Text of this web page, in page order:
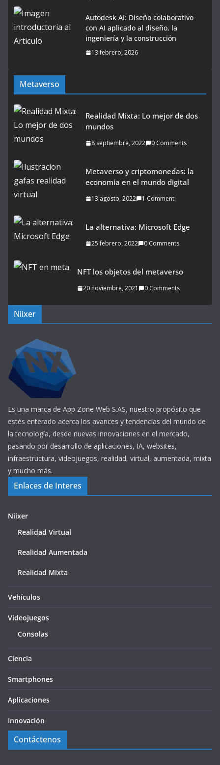
Autodesk AI: Diseño colaborativo
con AI aplicado al diseño, la
ingeniería y la construcción
13 febrero, 2026
Metaverso
Realidad Mixta: Lo mejor de dos
mundos
8 septiembre, 2022 0 Comments
Metaverso y criptomonedas: la
economía en el mundo digital
13 agosto, 2022 1 Comment
La alternativa: Microsoft Edge
25 febrero, 2022 0 Comments
NFT los objetos del metaverso
20 noviembre, 2021 0 Comments
Niixer
Es una marca de App Zone Web S.AS, nuestro propósito que
estés enterado acerca los avances y tendencias del mundo de
la tecnología, desde nuevas innovaciones en el mercado,
pasando por desarrollo de aplicaciones, IA, websites,
infraestructura, videojuegos, realidad, virtual, aumentada, mixta
y mucho más.
Enlaces de Interes
Niixer
Realidad Virtual
Realidad Aumentada
Realidad Mixta
Vehículos
Videojuegos
Consolas
Ciencia
Smartphones
Aplicaciones
Innovación
Contáctenos